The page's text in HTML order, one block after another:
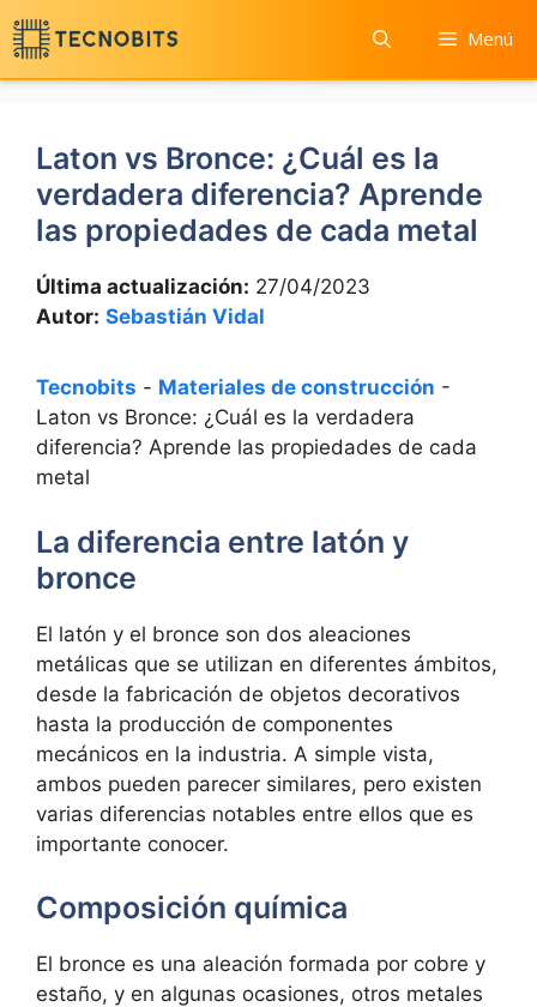
Saltar
al
contenido
Menú
Laton vs Bronce: ¿Cuál es la
verdadera diferencia? Aprende
las propiedades de cada metal
Última actualización: 27/04/2023
Autor: Sebastián Vidal
Tecnobits - Materiales de construcción -
Laton vs Bronce: ¿Cuál es la verdadera
diferencia? Aprende las propiedades de cada
metal
La diferencia entre latón y
bronce
El latón y el bronce son dos aleaciones
metálicas que se utilizan en diferentes ámbitos,
desde la fabricación de objetos decorativos
hasta la producción de componentes
mecánicos en la industria. A simple vista,
ambos pueden parecer similares, pero existen
varias diferencias notables entre ellos que es
importante conocer.
Composición química
El bronce es una aleación formada por cobre y
estaño, y en algunas ocasiones, otros metales